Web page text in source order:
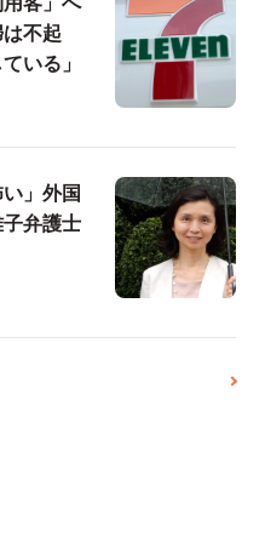
不起
いる」
」外国
弁護士